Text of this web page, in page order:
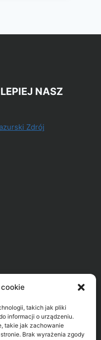
takich jak pliki
informacji o urządzeniu.
takie jak zachowanie
Brak wyrażenia zgody
NASZ
Zdrój